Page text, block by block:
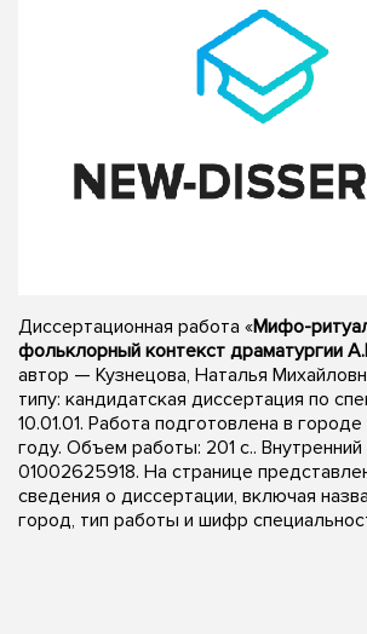
Диссертационная работа «Мифо-
фольклорный контекст драматургии
автор — Кузнецова, Наталья
типу: кандидатская диссертация по
10.01.01. Работа подготовлена в
году. Объем работы: 201 с.. Внутренний
01002625918. На странице
сведения о диссертации, включая
город, тип работы и шифр